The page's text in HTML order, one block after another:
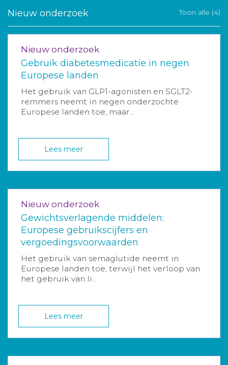
Nieuw onderzoek Toon alle (4)
Nieuw onderzoek
Gebruik diabetesmedicatie in negen
Europese landen
Het gebruik van GLP1-agonisten en SGLT2-
remmers neemt in negen onderzochte
Europese landen toe, maar...
Lees meer
Nieuw onderzoek
Gewichtsverlagende middelen:
Europese gebruikscijfers en
vergoedingsvoorwaarden
Het gebruik van semaglutide neemt in
Europese landen toe, terwijl het verloop van
het gebruik van li...
Lees meer